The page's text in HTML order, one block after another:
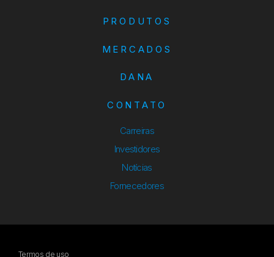
PRODUTOS
MERCADOS
DANA
CONTATO
Carreiras
Investidores
Notícias
Fornecedores
Termos de uso